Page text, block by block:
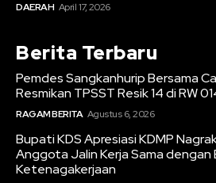
DAERAH April 17, 2026
Berita Terbaru
Pemdes Sangkanhurip Bersama
Resmikan TPSST Resik 14 di RW
RAGAM BERITA Agustus 6, 2026
Bupati KDS Apresiasi KDMP
Anggota Jalin Kerja Sama dengan
Ketenagakerjaan